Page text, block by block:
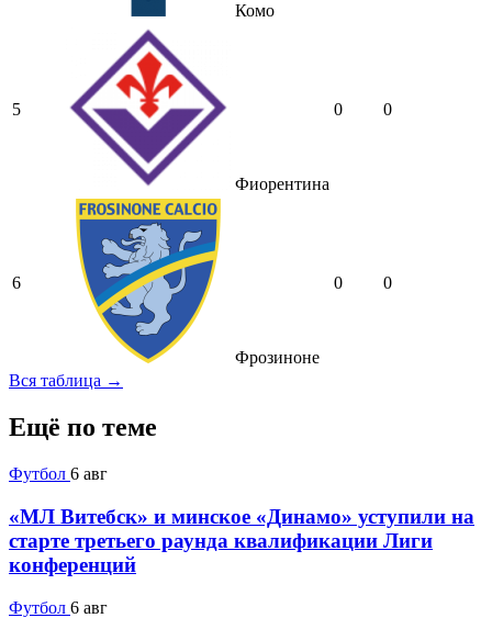
Комо
5
Фиорентина
0 0
6
Фрозиноне
0 0
Вся таблица →
Ещё по теме
Футбол 6 авг
«МЛ Витебск» и минское «Динамо» уступили на
старте третьего раунда квалификации Лиги
конференций
Футбол 6 авг